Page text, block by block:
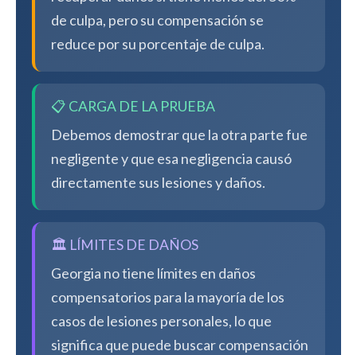
de culpa, pero su compensación se
reduce por su porcentaje de culpa.
📋 CARGA DE LA PRUEBA
Debemos demostrar que la otra parte fue
negligente y que esa negligencia causó
directamente sus lesiones y daños.
🏛️ LÍMITES DE DAÑOS
Georgia no tiene límites en daños
compensatorios para la mayoría de los
casos de lesiones personales, lo que
significa que puede buscar compensación